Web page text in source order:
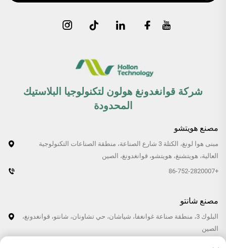
شركة قوانغدونغ هولون لتكنولوجيا البلاستيك
المحدودة
مصنع هويتشو
مبنى هوا لونغ، الكتلة 3 شارع الصناعة، منطقة الصناعات التكنولوجية
العالية، هويتشنغ، هويتشو، قوانغدونغ، الصين
+86-752-2820007
مصنع شانتو
البلوك 3، منطقة صناعة غوانغفا، شياشان، حي تشاونان، شانتو، قوانغدونغ،
الصين